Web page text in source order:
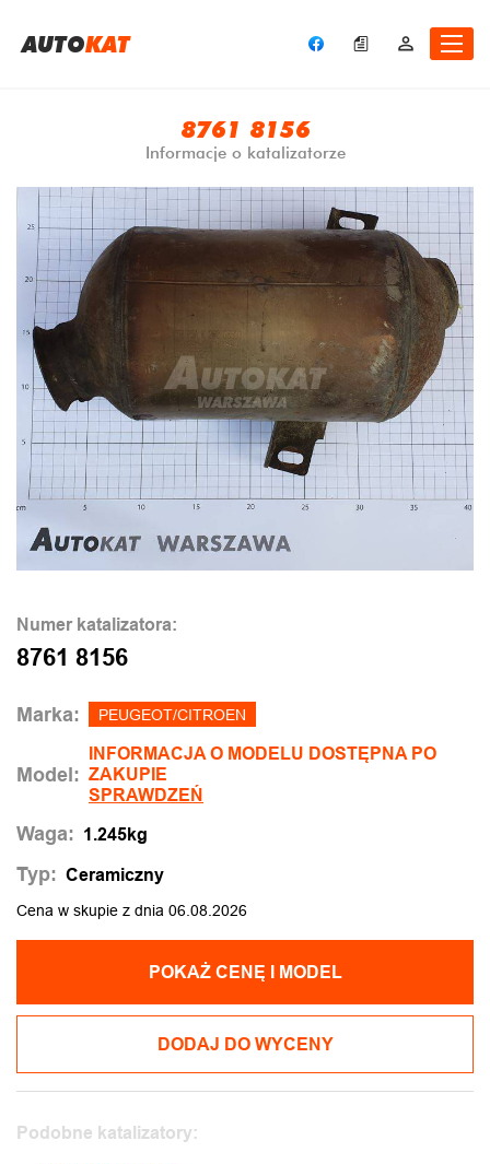
AUTOKAT
8761 8156
Informacje o katalizatorze
Numer katalizatora:
8761 8156
Marka: PEUGEOT/CITROEN
Model:
INFORMACJA O MODELU DOSTĘPNA PO
ZAKUPIE
SPRAWDZEŃ
Waga: 1.245kg
Typ: Ceramiczny
Cena w skupie z dnia 06.08.2026
POKAŻ CENĘ I MODEL
DODAJ DO WYCENY
Podobne katalizatory: